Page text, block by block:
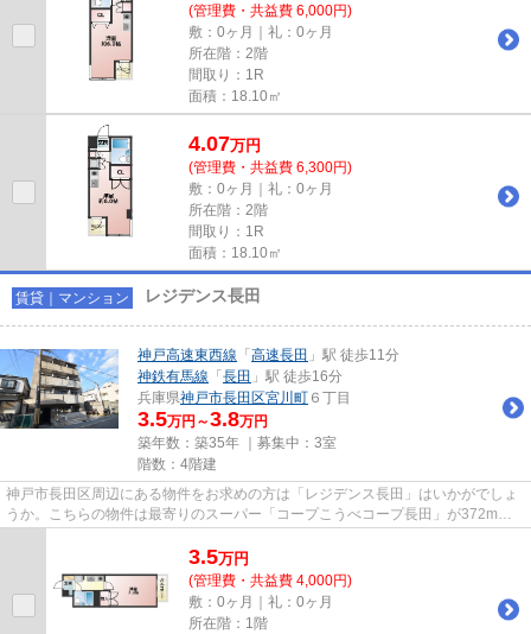
(管理費・共益費 6,000円)
敷：0ヶ月｜礼：0ヶ月
所在階：2階
間取り：1R
面積：18.10㎡
4.07万円
(管理費・共益費 6,300円)
敷：0ヶ月｜礼：0ヶ月
所在階：2階
間取り：1R
面積：18.10㎡
賃貸｜マンション レジデンス長田
神戸高速東西線 「 高速長田 」駅 徒歩11分
神鉄有馬線 「 長田 」駅 徒歩16分
兵庫県神戸市長田区宮川町 ６丁目
3.5万円～3.8万円
築年数：築35年 ｜募集中： 3室
階数：4階建
神戸市長田区周辺にある物件をお求めの方は「レジデンス長田」はいかがでしょ
うか。こちらの物件は最寄りのスーパー「コープこうべコープ長田」が372m以
3.5万円
(管理費・共益費 4,000円)
敷：0ヶ月｜礼：0ヶ月
所在階：1階